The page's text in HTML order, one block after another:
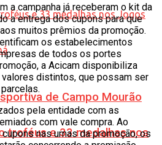
de Campo Mourão
troféus e 33 medalhas nos
a campanha já receberam o kit da
a entrega dos cupons para que
muitos prêmios da promoção.
os estabelecimentos
de todos os portes
a Acicam disponibiliza
distintos, que possam ser
pela entidade com as
com vale compra. Ao
nas urnas da promoção, os